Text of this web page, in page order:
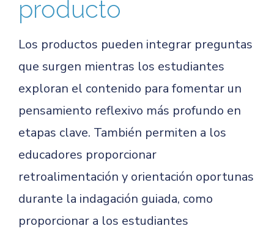
producto
Los productos pueden integrar preguntas
que surgen mientras los estudiantes
exploran el contenido para fomentar un
pensamiento reflexivo más profundo en
etapas clave. También permiten a los
educadores proporcionar
retroalimentación y orientación oportunas
durante la indagación guiada, como
proporcionar a los estudiantes